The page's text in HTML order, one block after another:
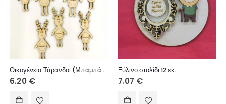
Οικογένεια Τάρανδοι (Μπαμπάς – Μαμά 12 εκ. + 1 Παιδί 10 εκ.) *Για επιπλέον παιδιά ανάλογη χρέωση.
6.20 €
Ξύλινο στολίδι 12 εκ.
7.07 €